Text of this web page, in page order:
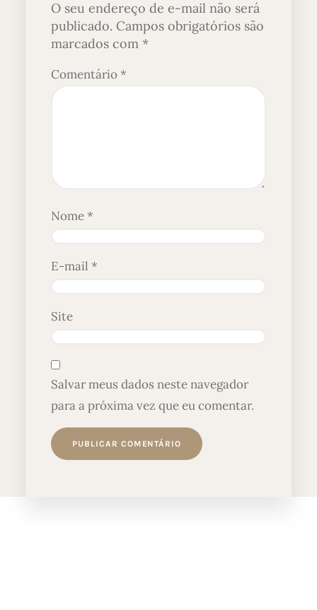
O seu endereço de e-mail não será
publicado. Campos obrigatórios são
marcados com *
Comentário*
Nome*
E-mail *
Site
Salvar meus dados neste navegador
para a próxima vez que eu comentar.